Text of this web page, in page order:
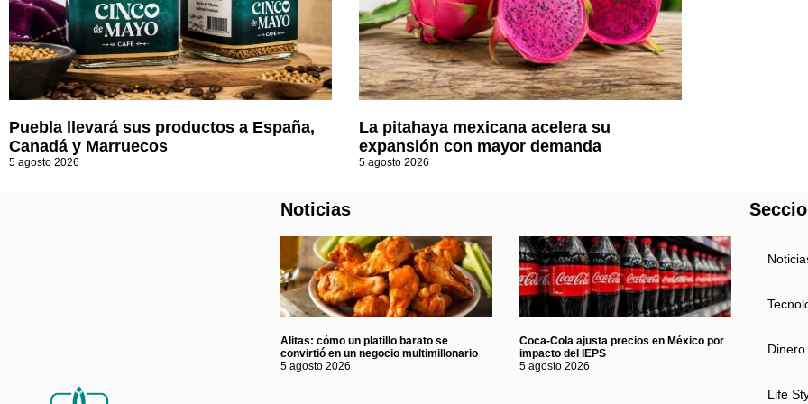
Puebla llevará sus productos a España,
Canadá y Marruecos
5 agosto 2026
La pitahaya mexicana acelera su
expansión con mayor demanda
5 agosto 2026
Noticias
Alitas: cómo un platillo barato se
convirtió en un negocio multimillonario
5 agosto 2026
Coca-Cola ajusta precios en México por
impacto del IEPS
5 agosto 2026
Dinero
Life